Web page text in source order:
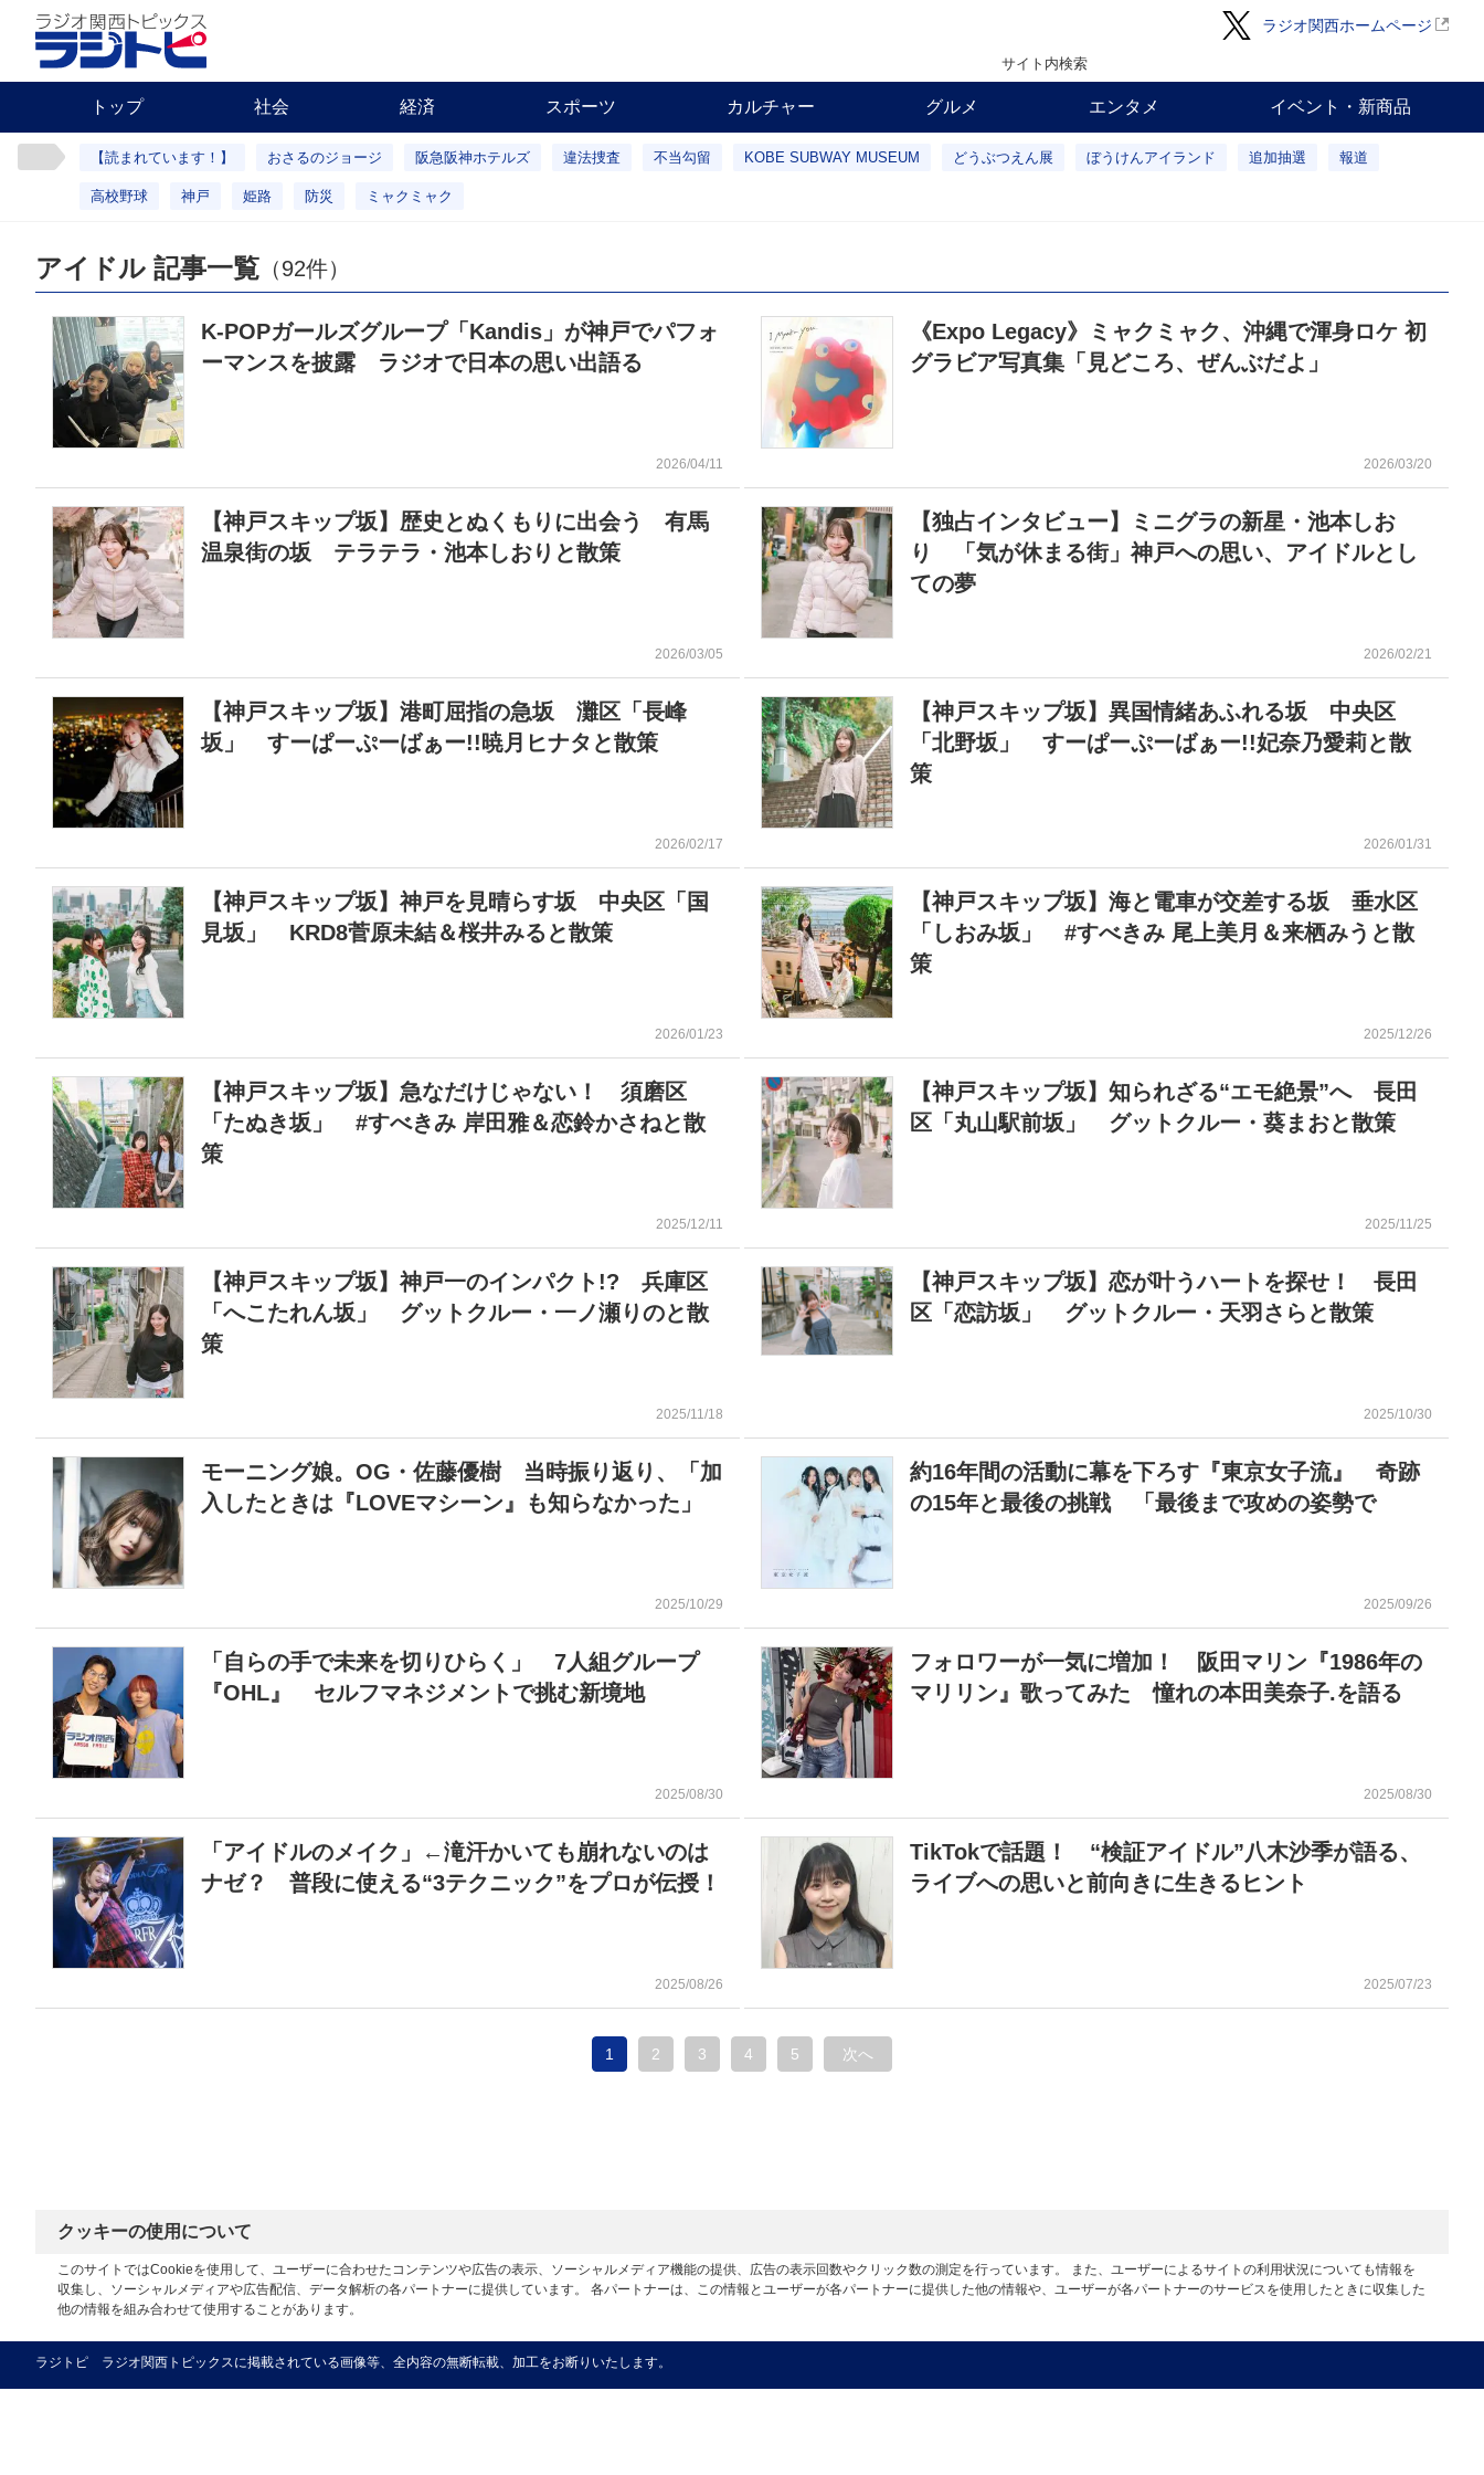
ラジオ関西ホームページ
サイト内検索
トップ 社会 経済 スポーツ カルチャー グルメ エンタメ イベント・新商品
【読まれています！】 おさるのジョージ 阪急阪神ホテルズ 違法捜査 不当勾留 KOBE SUBWAY MUSEUM どうぶつえん展 ぼうけんアイランド 追加抽選 報道
高校野球 神戸 姫路 防災 ミャクミャク
アイドル 記事一覧 （92件）
K-POPガールズグループ「Kandis」が神戸でパフォ
ーマンスを披露 ラジオで日本の思い出語る
2026/04/11
《Expo Legacy》ミャクミャク、沖縄で渾身ロケ 初
グラビア写真集「見どころ、ぜんぶだよ」
2026/03/20
【神戸スキップ坂】歴史とぬくもりに出会う 有馬
温泉街の坂 テラテラ・池本しおりと散策
2026/03/05
【独占インタビュー】ミニグラの新星・池本しお
り 「気が休まる街」神戸への思い、アイドルとし
ての夢
2026/02/21
【神戸スキップ坂】港町屈指の急坂 灘区「長峰
坂」 すーぱーぷーばぁー!!暁月ヒナタと散策
2026/02/17
【神戸スキップ坂】異国情緒あふれる坂 中央区
「北野坂」 すーぱーぷーばぁー!!妃奈乃愛莉と散
策
2026/01/31
【神戸スキップ坂】神戸を見晴らす坂 中央区「国
見坂」 KRD8菅原未結＆桜井みると散策
2026/01/23
【神戸スキップ坂】海と電車が交差する坂 垂水区
「しおみ坂」 #すべきみ 尾上美月＆来栖みうと散
策
2025/12/26
【神戸スキップ坂】急なだけじゃない！ 須磨区
「たぬき坂」 #すべきみ 岸田雅＆恋鈴かさねと散
策
2025/12/11
【神戸スキップ坂】知られざる“エモ絶景”へ 長田
区「丸山駅前坂」 グットクルー・葵まおと散策
2025/11/25
【神戸スキップ坂】神戸一のインパクト!? 兵庫区
「へこたれん坂」 グットクルー・一ノ瀬りのと散
策
2025/11/18
【神戸スキップ坂】恋が叶うハートを探せ！ 長田
区「恋訪坂」 グットクルー・天羽さらと散策
2025/10/30
モーニング娘。OG・佐藤優樹 当時振り返り、「加
入したときは『LOVEマシーン』も知らなかった」
2025/10/29
約16年間の活動に幕を下ろす『東京女子流』 奇跡
の15年と最後の挑戦 「最後まで攻めの姿勢で
2025/09/26
「自らの手で未来を切りひらく」 7人組グループ
『OHL』 セルフマネジメントで挑む新境地
2025/08/30
フォロワーが一気に増加！ 阪田マリン『1986年の
マリリン』歌ってみた 憧れの本田美奈子.を語る
2025/08/30
「アイドルのメイク」←滝汗かいても崩れないのは
ナゼ？ 普段に使える“3テクニック”をプロが伝授！
2025/08/26
TikTokで話題！ “検証アイドル”八木沙季が語る、
ライブへの思いと前向きに生きるヒント
2025/07/23
1 2 3 4 5 次へ
クッキーの使用について
このサイトではCookieを使用して、ユーザーに合わせたコンテンツや広告の表示、ソーシャルメディア機能の提供、広告の表示回数やクリック数の測定を行っています。 また、ユーザーによるサイトの利用状況についても情報を
収集し、ソーシャルメディアや広告配信、データ解析の各パートナーに提供しています。 各パートナーは、この情報とユーザーが各パートナーに提供した他の情報や、ユーザーが各パートナーのサービスを使用したときに収集した
他の情報を組み合わせて使用することがあります。
ラジトピ ラジオ関西トピックスに掲載されている画像等、全内容の無断転載、加工をお断りいたします。